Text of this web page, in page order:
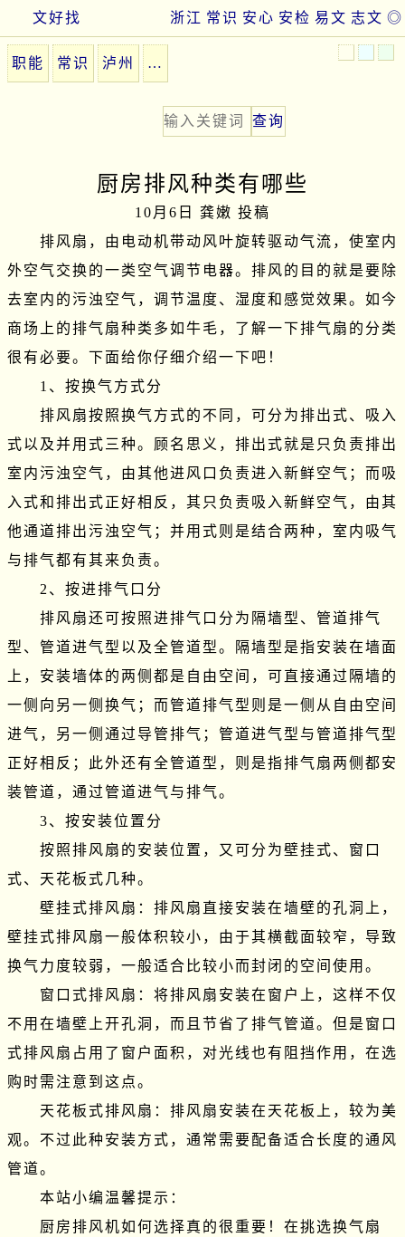
文好找 ◎
志文
易文
安检
安心
常识
浙江
职能 常识 泸州 …
厨房排风种类有哪些
10月6日 龚嫩 投稿
排风扇，由电动机带动风叶旋转驱动气流，使室内
外空气交换的一类空气调节电器。排风的目的就是要除
去室内的污浊空气，调节温度、湿度和感觉效果。如今
商场上的排气扇种类多如牛毛，了解一下排气扇的分类
很有必要。下面给你仔细介绍一下吧！
1、按换气方式分
排风扇按照换气方式的不同，可分为排出式、吸入
式以及并用式三种。顾名思义，排出式就是只负责排出
室内污浊空气，由其他进风口负责进入新鲜空气；而吸
入式和排出式正好相反，其只负责吸入新鲜空气，由其
他通道排出污浊空气；并用式则是结合两种，室内吸气
与排气都有其来负责。
2、按进排气口分
排风扇还可按照进排气口分为隔墙型、管道排气
型、管道进气型以及全管道型。隔墙型是指安装在墙面
上，安装墙体的两侧都是自由空间，可直接通过隔墙的
一侧向另一侧换气；而管道排气型则是一侧从自由空间
进气，另一侧通过导管排气；管道进气型与管道排气型
正好相反；此外还有全管道型，则是指排气扇两侧都安
装管道，通过管道进气与排气。
3、按安装位置分
按照排风扇的安装位置，又可分为壁挂式、窗口
式、天花板式几种。
壁挂式排风扇：排风扇直接安装在墙壁的孔洞上，
壁挂式排风扇一般体积较小，由于其横截面较窄，导致
换气力度较弱，一般适合比较小而封闭的空间使用。
窗口式排风扇：将排风扇安装在窗户上，这样不仅
不用在墙壁上开孔洞，而且节省了排气管道。但是窗口
式排风扇占用了窗户面积，对光线也有阻挡作用，在选
购时需注意到这点。
天花板式排风扇：排风扇安装在天花板上，较为美
观。不过此种安装方式，通常需要配备适合长度的通风
管道。
本站小编温馨提示：
厨房排风机如何选择真的很重要！在挑选换气扇